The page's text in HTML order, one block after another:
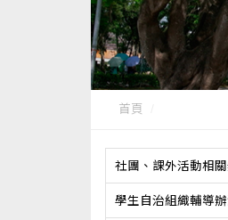
首頁
社團、課外活動相
學生自治組織輔導